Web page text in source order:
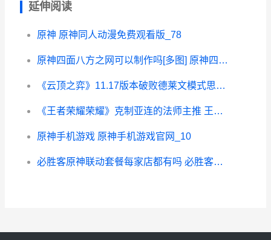
延伸阅读
原神 原神同人动漫免费观看版_78
原神四面八方之网可以制作吗[多图] 原神四面八方之网怎么抓野外生物
《云顶之弈》11.17版本破败德莱文模式思路 《云顶之弈》S12赛季中五费卡的具体数量是多少-
《王者荣耀荣耀》克制亚连的法师主推 王者荣耀荣耀之章命运篇免费观看完整版
原神手机游戏 原神手机游戏官网_10
必胜客原神联动套餐每家店都有吗 必胜客原神联动书签